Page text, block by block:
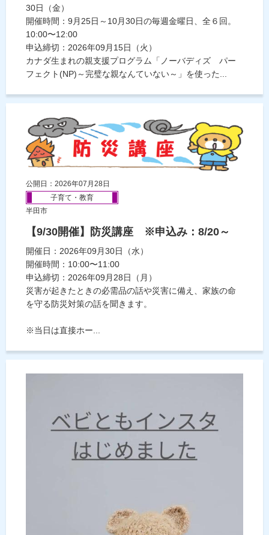
30日（金）
開催時間：9月25日～10月30日の毎週金曜日、全６回。
10:00〜12:00
申込締切：2026年09月15日（火）
カナダ生まれの親支援プログラム「ノーバディズ パー
フェクト(NP)～完璧な親なんていない～」を使った...
公開日：2026年07月28日
子育て・教育
半田市
【9/30開催】防災講座 ※申込み：8/20～
開催日：2026年09月30日（水）
開催時間：10:00〜11:00
申込締切：2026年09月28日（月）
災害が起きたときの必需品の話や災害に備え、家族の命
を守る防災対策の話を聞きます。
※当日は直接ホー...